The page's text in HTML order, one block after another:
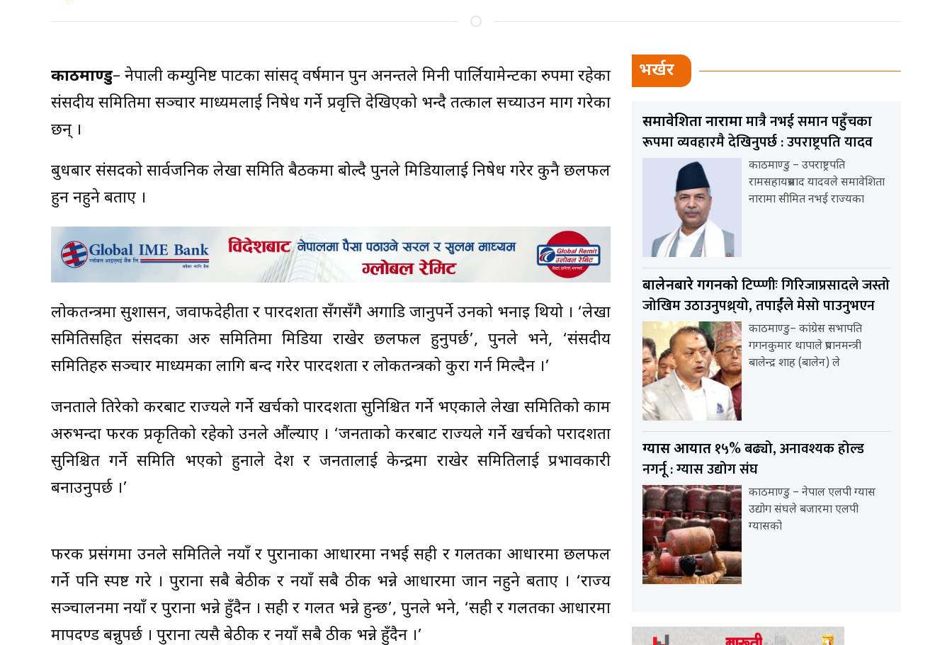
काठमाण्डु– नेपाली कम्युनिष्ट पार्टीका सांसद् वर्षमान पुन अनन्तले मिनी पार्लियामेन्टका रुपमा रहेका
संसदीय समितिमा सञ्चार माध्यमलाई निषेध गर्ने प्रवृत्ति देखिएको भन्दै तत्काल सच्याउन माग गरेका
छन् ।
बुधबार संसदको सार्वजनिक लेखा समिति बैठकमा बोल्दै पुनले मिडियालाई निषेध गरेर कुनै छलफल
हुन नहुने बताए ।
लोकतन्त्रमा सुशासन, जवाफदेहीता र पारदर्शीता सँगसँगै अगाडि जानुपर्ने उनको भनाइ थियो । ‘लेखा
समितिसहित संसदका अरु समितिमा मिडिया राखेर छलफल हुनुपर्छ’, पुनले भने, ‘संसदीय
समितिहरु सञ्चार माध्यमका लागि बन्द गरेर पारदर्शीता र लोकतन्त्रको कुरा गर्न मिल्दैन ।’
जनताले तिरेको करबाट राज्यले गर्ने खर्चको पारदर्शीता सुनिश्चित गर्ने भएकाले लेखा समितिको काम
अरुभन्दा फरक प्रकृतिको रहेको उनले औंल्याए । ‘जनताको करबाट राज्यले गर्ने खर्चको परादर्शीता
सुनिश्चित गर्ने समिति भएको हुनाले देश र जनतालाई केन्द्रमा राखेर समितिलाई प्रभावकारी
बनाउनुपर्छ ।’
फरक प्रसंगमा उनले समितिले नयाँ र पुरानाका आधारमा नभई सही र गलतका आधारमा छलफल
गर्ने पनि स्पष्ट गरे । पुराना सबै बेठीक र नयाँ सबै ठीक भन्ने आधारमा जान नहुने बताए । ‘राज्य
सञ्चालनमा नयाँ र पुराना भन्ने हुँदैन । सही र गलत भन्ने हुन्छ’, पुनले भने, ‘सही र गलतका आधारमा
मापदण्ड बन्नुपर्छ । पुराना त्यसै बेठीक र नयाँ सबै ठीक भन्ने हुँदैन ।’
भर्खर
समावेशिता नारामामात्रै नभई समान पहुँचका
रूपमा व्यवहारमै देखिनुपर्छ : उपराष्ट्रपति यादव
काठमाण्डु – उपराष्ट्रपति
रामसहायप्रसाद यादवले समावेशिता
नारामा सीमित नभई राज्यका
बालेनबारे गगनकोटिप्प्णीः गिरिजाप्रसादले जस्तो
जोखिम उठाउनुपथ्र्यो, तपार्ईंले मेसो पाउनुभएन
काठमाण्डु– कांग्रेस सभापति
गगनकुमार थापाले प्रधानमन्त्री
बालेन्द्र शाह (बालेन) ले
ग्यास आयात १५% बढ्यो, अनावश्यक होल्ड
नगर्नू : ग्यास उद्योग संघ
काठमाण्डु – नेपाल एलपी ग्यास
उद्योग संघले बजारमा एलपी
ग्यासको